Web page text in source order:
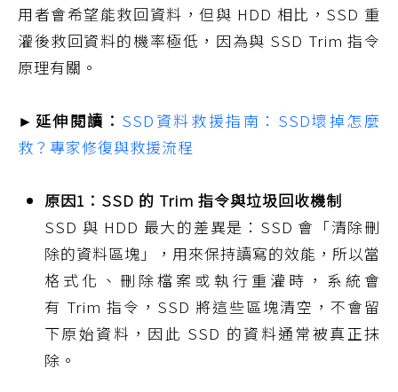
用者會希望能救回資料，但與 HDD 相比，SSD 重
灌後救回資料的機率極低，因為與 SSD Trim 指令
原理有關。
►延伸閱讀： SSD資料救援指南：SSD壞掉怎麼
救？專家修復與救援流程
原因1：SSD 的 Trim 指令與垃圾回收機制
SSD 與 HDD 最大的差異是：SSD 會「清除刪
除的資料區塊」，用來保持讀寫的效能，所以當
格式化、刪除檔案或執行重灌時，系統會
有 Trim 指令，SSD 將這些區塊清空，不會留
下原始資料，因此 SSD 的資料通常被真正抹
除。